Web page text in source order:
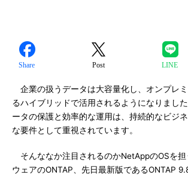
Share Post LINE
企業の扱うデータは大容量化し、オンプレ
るハイブリッドで活用されるようになりまし
ータの保護と効率的な運用は、持続的なビジ
な要件として重視されています。
そんななか注目されるのかNetAppのOSを担
ウェアのONTAP、先日最新版であるONTAP